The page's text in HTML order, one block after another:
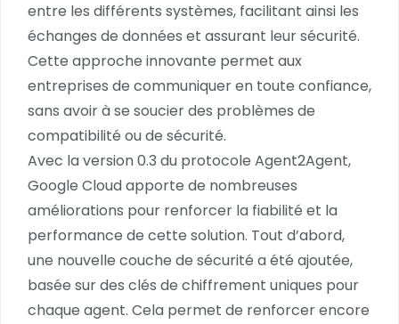
entre les différents systèmes, facilitant ainsi les
échanges de données et assurant leur sécurité.
Cette approche innovante permet aux
entreprises de communiquer en toute confiance,
sans avoir à se soucier des problèmes de
compatibilité ou de sécurité.
Avec la version 0.3 du protocole Agent2Agent,
Google Cloud apporte de nombreuses
améliorations pour renforcer la fiabilité et la
performance de cette solution. Tout d’abord,
une nouvelle couche de sécurité a été ajoutée,
basée sur des clés de chiffrement uniques pour
chaque agent. Cela permet de renforcer encore